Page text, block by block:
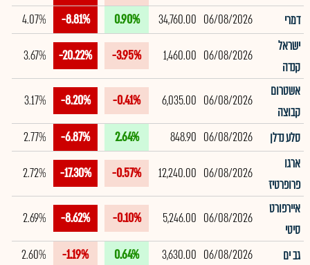
דמרי
06/08/2026
34,760.00
0.90%
-8.81%
4.07%
ישראל
קנדה
06/08/2026
1,460.00
-3.95%
-20.22%
3.67%
אשטרום
קבוצה
06/08/2026
6,035.00
-0.41%
-8.20%
3.17%
סלע נדלן 06/08/2026
848.90
2.64%
-6.87%
2.77%
ארגו
פרופרטיז
06/08/2026
12,240.00
-0.57%
-17.30%
2.72%
איירפורט
סיטי
06/08/2026
5,246.00
-0.10%
-8.62%
2.69%
גב ים 06/08/2026
3,630.00
0.64%
-1.19%
2.60%